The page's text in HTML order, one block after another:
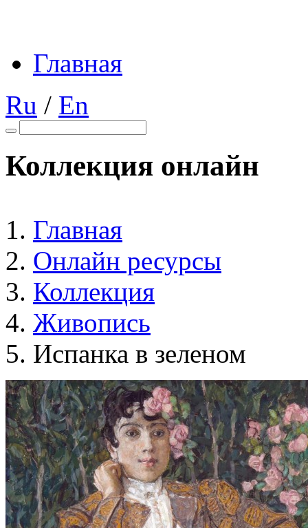
Главная
Ru / En
Коллекция онлайн
Главная
Онлайн ресурсы
Коллекция
Живопись
Испанка в зеленом